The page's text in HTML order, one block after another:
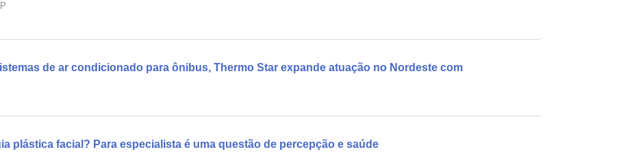
de ar condicionado para ônibus, Thermo Star expande atuação no Nordeste com
plástica facial? Para especialista é uma questão de percepção e saúde